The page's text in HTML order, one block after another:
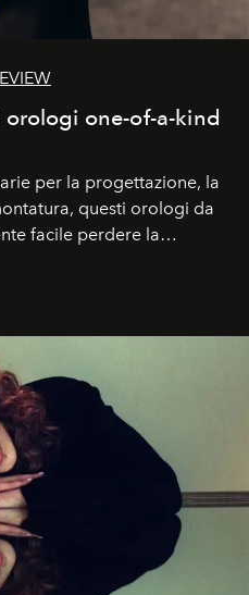
orologi one-of-a-kind
per la progettazione, la
questi orologi da
facile perdere la